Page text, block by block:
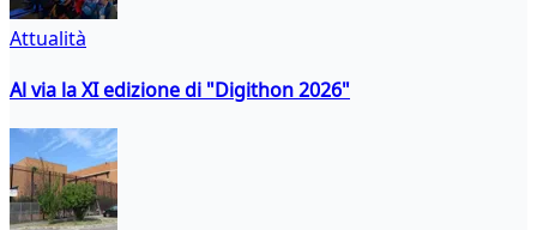
Attualità
Al via la XI edizione di "Digithon 2026"